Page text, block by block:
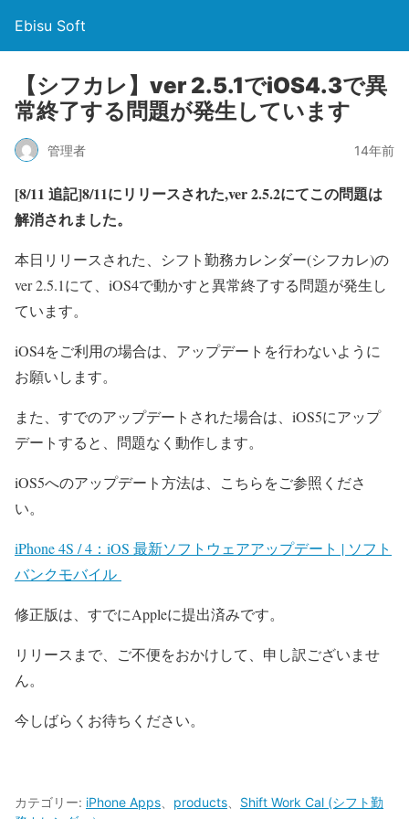
Ebisu Soft
【シフカレ】ver 2.5.1でiOS4.3で異
常終了する問題が発生しています
管理者 14年前
[8/11 追記]8/11にリリースされた,ver 2.5.2にてこの問題は
解消されました。
本日リリースされた、シフト勤務カレンダー(シフカレ)の
ver 2.5.1にて、iOS4で動かすと異常終了する問題が発生し
ています。
iOS4をご利用の場合は、アップデートを行わないように
お願いします。
また、すでのアップデートされた場合は、iOS5にアップ
デートすると、問題なく動作します。
iOS5へのアップデート方法は、こちらをご参照くださ
い。
iPhone 4S / 4：iOS 最新ソフトウェアアップデート | ソフト
バンクモバイル
修正版は、すでにAppleに提出済みです。
リリースまで、ご不便をおかけして、申し訳ございませ
ん。
今しばらくお待ちください。
カテゴリー: iPhone Apps products
Shift Work Cal (シフト勤